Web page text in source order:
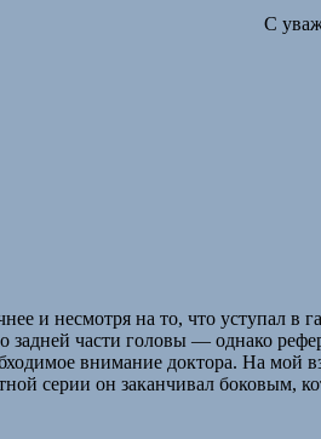
С
и несмотря на то, что уступал в
задней части головы — однако
внимание доктора. На мой
серии он заканчивал боковым,